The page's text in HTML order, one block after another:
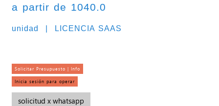
a partir de 1040.0
unidad | LICENCIA SAAS
Solicitar Presupuesto | Info
Inicia sesión para operar
solicitud x whatsapp